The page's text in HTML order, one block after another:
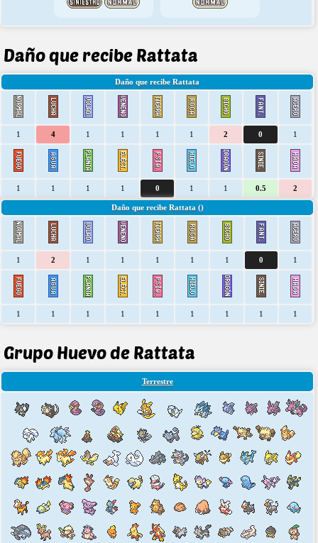
Daño que recibe Rattata
Daño que recibe Rattata
1 4 1 1 1 1 2 0 1
1 1 1 1 0 1 1 0.5 2
Daño que recibe Rattata ()
1 2 1 1 1 1 1 0 1
1 1 1 1 1 1 1 1 1
Grupo Huevo de Rattata
Terrestre